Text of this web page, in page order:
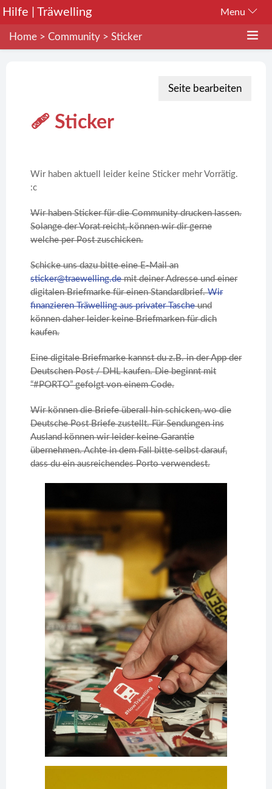
Hilfe | Träwelling Menu
Home > Community > Sticker
Seite bearbeiten
🩹 Sticker
Wir haben aktuell leider keine Sticker mehr Vorrätig.
:c
Wir haben Sticker für die Community drucken lassen.
Solange der Vorat reicht, können wir dir gerne
welche per Post zuschicken.
Schicke uns dazu bitte eine E-Mail an
sticker@traewelling.demit deiner Adresse und einer
digitalen Briefmarke für einen Standardbrief.Wir
finanzieren Träwelling aus privater Tascheund
können daher leider keine Briefmarken für dich
kaufen.
Eine digitale Briefmarke kannst du z.B. in der App der
Deutschen Post / DHL kaufen. Die beginnt mit
“#PORTO” gefolgt von einem Code.
Wir können die Briefe überall hin schicken, wo die
Deutsche Post Briefe zustellt. Für Sendungen ins
Ausland können wir leider keine Garantie
übernehmen. Achte in dem Fall bitte selbst darauf,
dass du ein ausreichendes Porto verwendest.